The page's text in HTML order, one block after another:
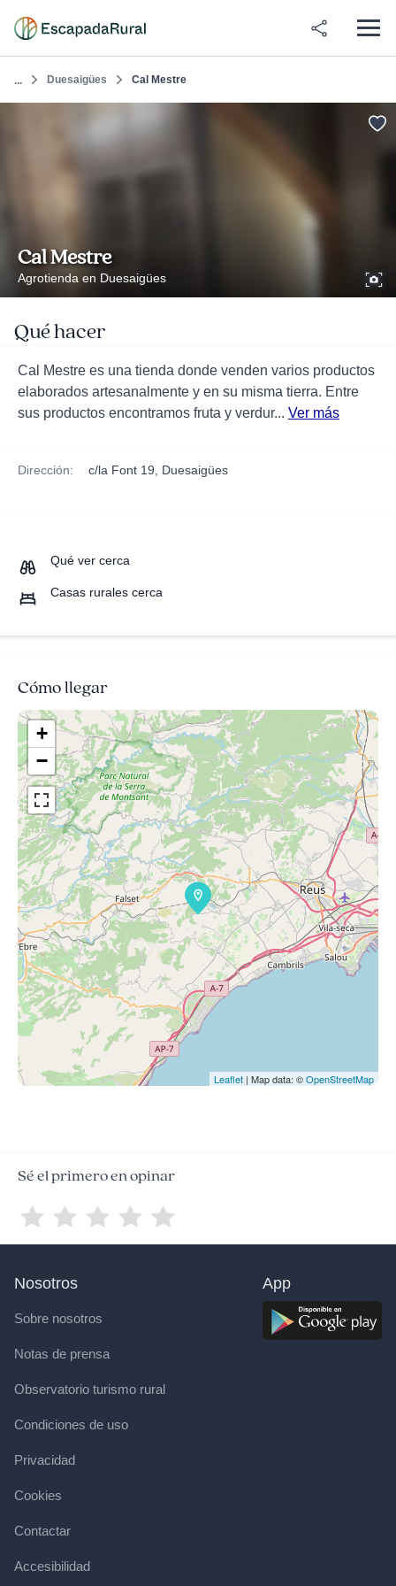
... Duesaigües Cal Mestre
Cal Mestre
Agrotienda en Duesaigües
Qué hacer
Cal Mestre es una tienda donde venden varios productos
elaborados artesanalmente y en su misma tierra. Entre
sus productos encontramos fruta y verdur... Ver más
Dirección: c/la Font 19, Duesaigües
Qué ver cerca
Casas rurales cerca
Cómo llegar
+
−
Leaflet | Map data: ©OpenStreetMap
Sé el primero en opinar
Nosotros
Sobre nosotros
Notas de prensa
Observatorio turismo rural
Condiciones de uso
Privacidad
Cookies
Contactar
Accesibilidad
App